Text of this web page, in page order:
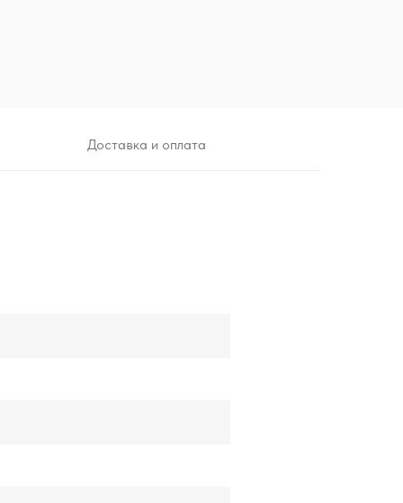
Доставка и оплата